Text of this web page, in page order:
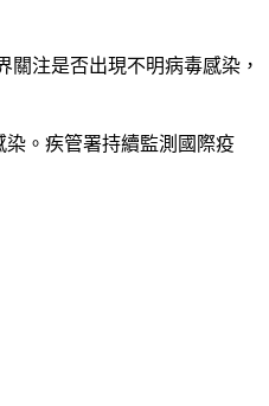
注是否出現不明病毒感染，
。疾管署持續監測國際疫